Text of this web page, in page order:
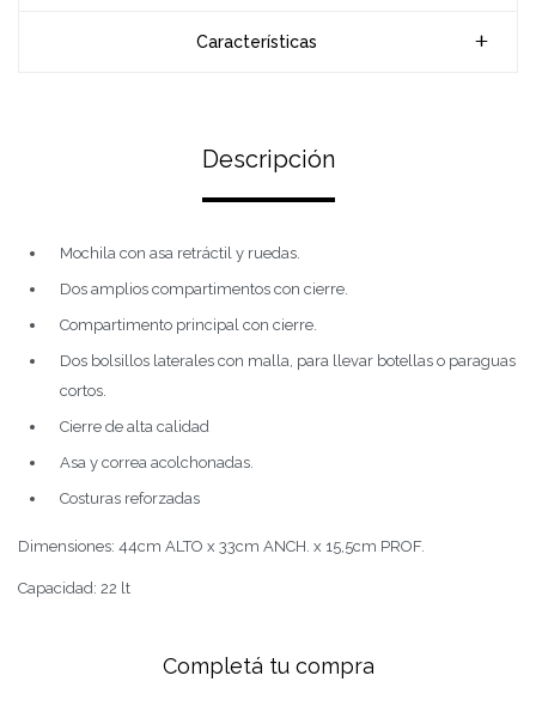
Características
Descripción
Mochila con asa retráctil y ruedas.
Dos amplios compartimentos con cierre.
Compartimento principal con cierre.
Dos bolsillos laterales con malla, para llevar botellas o paraguas
cortos.
Cierre de alta calidad
Asa y correa acolchonadas.
Costuras reforzadas
Dimensiones: 44cm ALTO x 33cm ANCH. x 15,5cm PROF.
Capacidad: 22 lt
Completá tu compra